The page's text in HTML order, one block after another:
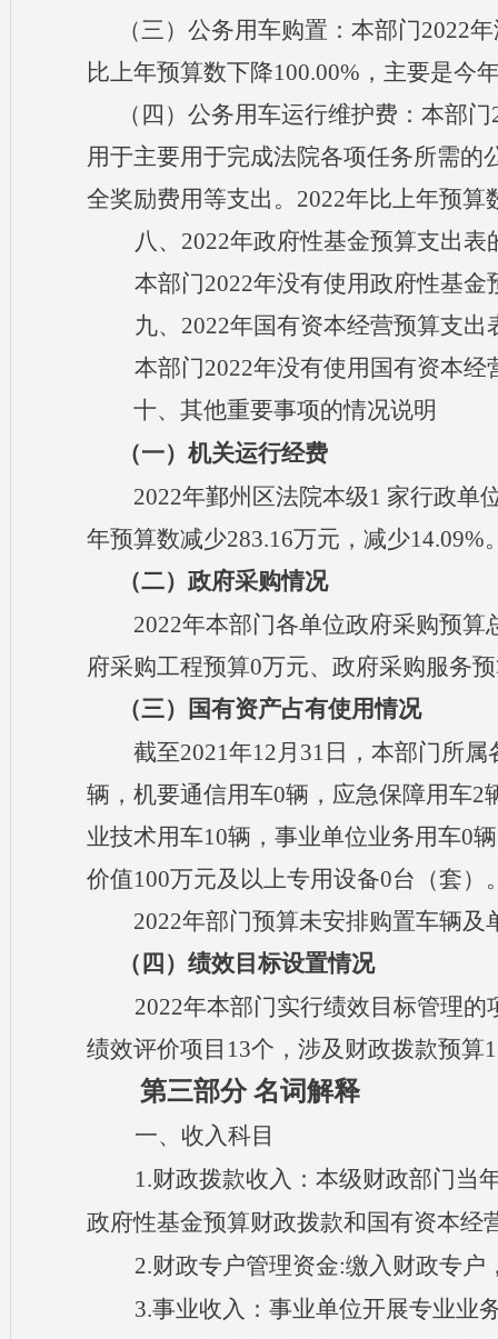
（三）公务用车购置： 本部门2022
比上年预算数下降100.00%，主要是今
（四）公务用车运行维护费： 本部门
用于主要用于完成法院各项任务所需
全奖励费用等支出。2022年比上年预算
八、 2022年政府性基金预算支出表
本部门2022年没有使用政府性基
九、 2022年国有资本经营预算支出
本部门2022年没有使用国有资本
十、其他重要事项的情况说明
（一）机关运行经费
2022年鄞州区法院本级1 家行政单
年预算数减少283.16万元，减少14.09%
（二）政府采购情况
2022年本部门各单位政府采购预算
府采购工程预算0万元、政府采购服务
（三）国有资产占有使用情况
截至2021年12月31日，本部门所属
辆， 机要通信用车0辆，应急保障用车2
业技术用车10辆， 事业单位业务用车0
价值100万元及以上专用设备0台（套）
2022年部门预算未安排购置车辆及
（四）绩效目标设置情况
2022年本部门实行绩效目标管理的
绩效评价项目13个，涉及财政拨款预算
第三部分 名词解释
一、收入科目
1.财政拨款收入：本级财政部门当
政府性基金预算财政拨款和国有资本经
2.财政专户管理资金:缴入财政专
3.事业收入：事业单位开展专业业